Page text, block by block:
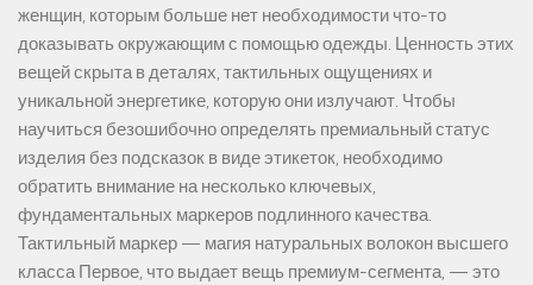
женщин, которым больше нет необходимости что-то
доказывать окружающим с помощью одежды. Ценность этих
вещей скрыта в деталях, тактильных ощущениях и
уникальной энергетике, которую они излучают. Чтобы
научиться безошибочно определять премиальный статус
изделия без подсказок в виде этикеток, необходимо
обратить внимание на несколько ключевых,
фундаментальных маркеров подлинного качества.
Тактильный маркер — магия натуральных волокон высшего
класса Первое, что выдает вещь премиум-сегмента, — это